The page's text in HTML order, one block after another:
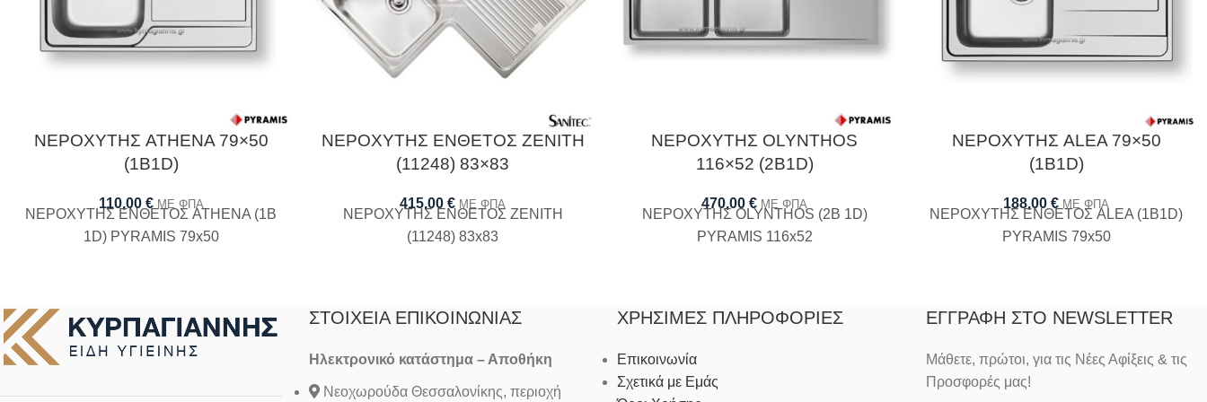
ΝΕΡΟΧΥΤΗΣ ATHENA 79×50
(1B1D)
110,00 € ΜΕ ΦΠΑ
ΝΕΡΟΧΥΤΗΣ ΕΝΘΕΤΟΣ ATHENA (1B
1D) PYRAMIS 79x50
ΝΕΡΟΧΥΤΗΣ ΕΝΘΕΤΟΣ ZENITH
(11248) 83×83
415,00 € ΜΕ ΦΠΑ
ΝΕΡΟΧΥΤΗΣ ΕΝΘΕΤΟΣ ZENITH
(11248) 83x83
ΝΕΡΟΧΥΤΗΣ OLYNTHOS
116×52 (2B1D)
470,00 € ΜΕ ΦΠΑ
ΝΕΡΟΧΥΤΗΣ OLYNTHOS (2B 1D)
PYRAMIS 116x52
ΝΕΡΟΧΥΤΗΣ ALEA 79×50
(1B1D)
188,00 € ΜΕ ΦΠΑ
ΝΕΡΟΧΥΤΗΣ ΕΝΘΕΤΟΣ ALEA (1B1D)
PYRAMIS 79x50
ΣΤΟΙΧΕΊΑ ΕΠΙΚΟΙΝΩΝΊΑΣ
Ηλεκτρονικό κατάστημα – Αποθήκη
Νεοχωρούδα Θεσσαλονίκης, περιοχή
ΧΡΉΣΙΜΕΣ ΠΛΗΡΟΦΟΡΊΕΣ
Επικοινωνία
Σχετικά με Εμάς
ΕΓΓΡΑΦΉ ΣΤΟ NEWSLETTER
Μάθετε, πρώτοι, για τις Νέες Αφίξεις & τις
Προσφορές μας!